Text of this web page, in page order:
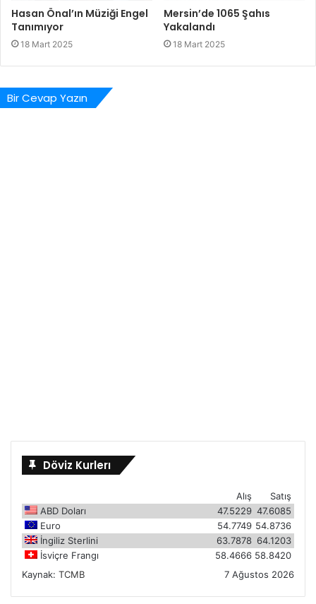
Hasan Önal’ın Müziği Engel
Tanımıyor
18 Mart 2025
Mersin’de 1065 Şahıs
Yakalandı
18 Mart 2025
Bir Cevap Yazın
Döviz Kurlerı
Satış
Alış
ABD Doları
47.6085
47.5229
Euro
54.8736
54.7749
İngiliz Sterlini
64.1203
63.7878
İsviçre Frangı
58.8420
58.4666
Kaynak: TCMB 7 Ağustos 2026